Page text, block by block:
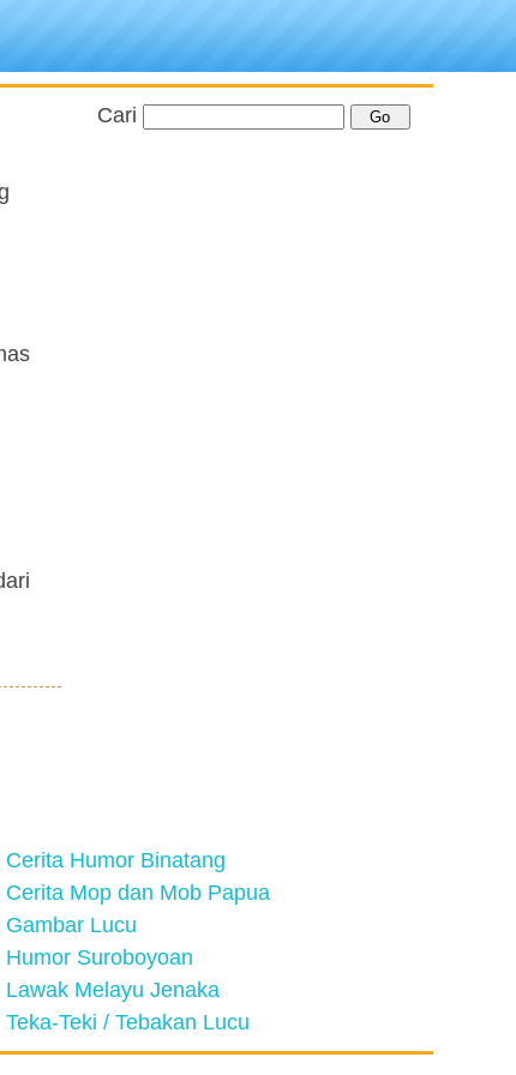
Cari
Cerita Humor Binatang
Cerita Mop dan Mob Papua
Gambar Lucu
Humor Suroboyoan
Lawak Melayu Jenaka
Teka-Teki / Tebakan Lucu